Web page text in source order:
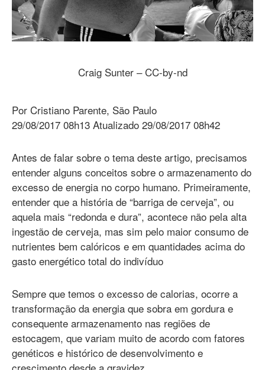
Craig Sunter – CC-by-nd
Por Cristiano Parente, São Paulo
29/08/2017 08h13 Atualizado 29/08/2017 08h42
Antes de falar sobre o tema deste artigo, precisamos
entender alguns conceitos sobre o armazenamento do
excesso de energia no corpo humano. Primeiramente,
entender que a história de “barriga de cerveja”, ou
aquela mais “redonda e dura”, acontece não pela alta
ingestão de cerveja, mas sim pelo maior consumo de
nutrientes bem calóricos e em quantidades acima do
gasto energético total do indivíduo
Sempre que temos o excesso de calorias, ocorre a
transformação da energia que sobra em gordura e
consequente armazenamento nas regiões de
estocagem, que variam muito de acordo com fatores
genéticos e histórico de desenvolvimento e